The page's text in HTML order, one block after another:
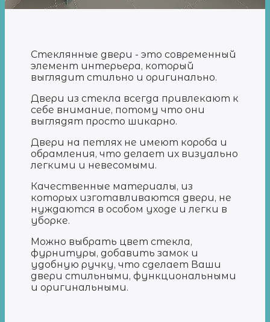
Стеклянные двери - это современный
элемент интерьера, который
выглядит стильно и оригинально.
Двери из стекла всегда привлекают к
себе внимание, потому что они
выглядят просто шикарно.
Двери на петлях не имеют короба и
обрамления, что делает их визуально
легкими и невесомыми.
Качественные материалы, из
которых изготавливаются двери, не
нуждаются в особом уходе и легки в
уборке.
Можно выбрать цвет стекла,
фурнитуры, добавить замок и
удобную ручку, что сделает Ваши
двери стильными, функциональными
и оригинальными.